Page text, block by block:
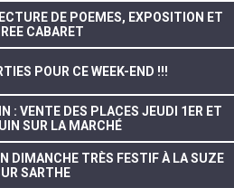
DE POEMES, EXPOSITION ET
CABARET
LES IDÉES DE SORTIES POUR CE WEEK-END !!!
: VENTE DES PLACES JEUDI 1ER ET
SUR LA MARCHÉ
DIMANCHE TRÈS FESTIF À LA SUZE
SARTHE